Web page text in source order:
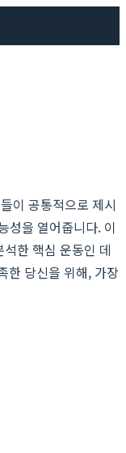
이 공통적으로 제시
성을 열어줍니다. 이
한 핵심 운동인 데
한 당신을 위해, 가장